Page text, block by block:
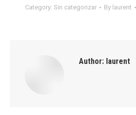
Category: Sin categorizar By laurent
Author: laurent